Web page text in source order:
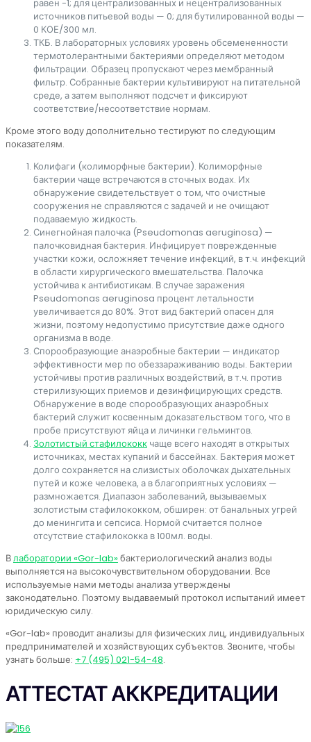
равен -1; для централизованных и нецентрализованных
источников питьевой воды — 0; для бутилированной воды —
0 КОЕ/300 мл.
ТКБ. В лабораторных условиях уровень обсемененности
термотолерантными бактериями определяют методом
фильтрации. Образец пропускают через мембранный
фильтр. Собранные бактерии культивируют на питательной
среде, а затем выполняют подсчет и фиксируют
соответствие/несоответствие нормам.
Кроме этого воду дополнительно тестируют по следующим
показателям.
Колифаги (колиморфные бактерии). Колиморфные
бактерии чаще встречаются в сточных водах. Их
обнаружение свидетельствует о том, что очистные
сооружения не справляются с задачей и не очищают
подаваемую жидкость.
Синегнойная палочка (Pseudomonas aeruginosa) —
палочковидная бактерия. Инфицирует поврежденные
участки кожи, осложняет течение инфекций, в т.ч. инфекций
в области хирургического вмешательства. Палочка
устойчива к антибиотикам. В случае заражения
Pseudomonas aeruginosa процент летальности
увеличивается до 80%. Этот вид бактерий опасен для
жизни, поэтому недопустимо присутствие даже одного
организма в воде.
Спорообразующие анаэробные бактерии — индикатор
эффективности мер по обеззараживанию воды. Бактерии
устойчивы против различных воздействий, в т.ч. против
стерилизующих приемов и дезинфицирующих средств.
Обнаружение в воде спорообразующих анаэробных
бактерий служит косвенным доказательством того, что в
пробе присутствуют яйца и личинки гельминтов.
Золотистый стафилококк чаще всего находят в открытых
источниках, местах купаний и бассейнах. Бактерия может
долго сохраняется на слизистых оболочках дыхательных
путей и коже человека, а в благоприятных условиях —
размножается. Диапазон заболеваний, вызываемых
золотистым стафилококком, обширен: от банальных угрей
до менингита и сепсиса. Нормой считается полное
отсутствие стафилококка в 100мл. воды.
Влаборатории «Gor-lab»бактериологический анализ воды
выполняется на высокочувствительном оборудовании. Все
используемые нами методы анализа утверждены
законодательно. Поэтому выдаваемый протокол испытаний имеет
юридическую силу.
«Gor-lab» проводит анализы для физических лиц, индивидуальных
предпринимателей и хозяйствующих субъектов. Звоните, чтобы
узнать больше: +7 (495) 021-54-48.
АТТЕСТАТ АККРЕДИТАЦИИ